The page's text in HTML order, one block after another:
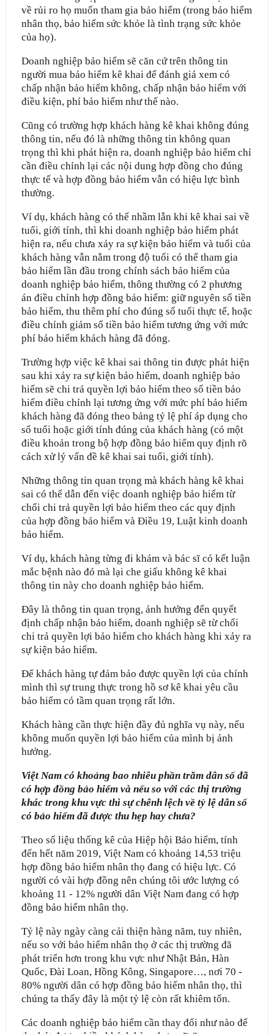
về rủi ro họ muốn tham gia bảo hiểm (trong bảo hiểm
nhân thọ, bảo hiểm sức khỏe là tình trạng sức khỏe
của họ).
Doanh nghiệp bảo hiểm sẽ căn cứ trên thông tin
người mua bảo hiểm kê khai để đánh giá xem có
chấp nhận bảo hiểm không, chấp nhận bảo hiểm với
điều kiện, phí bảo hiểm như thế nào.
Cũng có trường hợp khách hàng kê khai không đúng
thông tin, nếu đó là những thông tin không quan
trọng thì khi phát hiện ra, doanh nghiệp bảo hiểm chỉ
cần điều chỉnh lại các nội dung hợp đồng cho đúng
thực tế và hợp đồng bảo hiểm vẫn có hiệu lực bình
thường.
Ví dụ, khách hàng có thể nhầm lẫn khi kê khai sai về
tuổi, giới tính, thì khi doanh nghiệp bảo hiểm phát
hiện ra, nếu chưa xảy ra sự kiện bảo hiểm và tuổi của
khách hàng vẫn nằm trong độ tuổi có thể tham gia
bảo hiểm lần đầu trong chính sách bảo hiểm của
doanh nghiệp bảo hiểm, thông thường có 2 phương
án điều chỉnh hợp đồng bảo hiểm: giữ nguyên số tiền
bảo hiểm, thu thêm phí cho đúng số tuổi thực tế, hoặc
điều chỉnh giảm số tiền bảo hiểm tương ứng với mức
phí bảo hiểm khách hàng đã đóng.
Trường hợp việc kê khai sai thông tin được phát hiện
sau khi xảy ra sự kiện bảo hiểm, doanh nghiệp bảo
hiểm sẽ chi trả quyền lợi bảo hiểm theo số tiền bảo
hiểm điều chỉnh lại tương ứng với mức phí bảo hiểm
khách hàng đã đóng theo bảng tỷ lệ phí áp dụng cho
số tuổi hoặc giới tính đúng của khách hàng (có một
điều khoản trong bộ hợp đồng bảo hiểm quy định rõ
cách xử lý vấn đề kê khai sai tuổi, giới tính).
Những thông tin quan trọng mà khách hàng kê khai
sai có thể dẫn đến việc doanh nghiệp bảo hiểm từ
chối chi trả quyền lợi bảo hiểm theo các quy định
của hợp đồng bảo hiểm và Điều 19, Luật kinh doanh
bảo hiểm.
Ví dụ, khách hàng từng đi khám và bác sĩ có kết luận
mắc bệnh nào đó mà lại che giấu không kê khai
thông tin này cho doanh nghiệp bảo hiểm.
Đây là thông tin quan trọng, ảnh hưởng đển quyết
định chấp nhận bảo hiểm, doanh nghiệp sẽ từ chối
chi trả quyền lợi bảo hiểm cho khách hàng khi xảy ra
sự kiện bảo hiểm.
Để khách hàng tự đảm bảo được quyền lợi của chính
mình thì sự trung thực trong hồ sơ kê khai yêu cầu
bảo hiểm có tầm quan trọng rất lớn.
Khách hàng cần thực hiện đầy đủ nghĩa vụ này, nếu
không muốn quyền lợi bảo hiểm của mình bị ảnh
hưởng.
Việt Nam có khoảng bao nhiêu phần trăm dân số đã
có hợp đồng bảo hiểm và nếu so với các thị trường
khác trong khu vực thì sự chênh lệch về tỷ lệ dân số
có bảo hiểm đã được thu hẹp hay chưa?
Theo số liệu thống kê của Hiệp hội Bảo hiểm, tính
đến hết năm 2019, Việt Nam có khoảng 14,53 triệu
hợp đồng bảo hiểm nhân thọ đang có hiệu lực. Có
người có vài hợp đồng nên chúng tôi ước lượng có
khoảng 11 - 12% người dân Việt Nam đang có hợp
đồng bảo hiểm nhân thọ.
Tỷ lệ này ngày càng cải thiện hàng năm, tuy nhiên,
nếu so với bảo hiểm nhân thọ ở các thị trường đã
phát triển hơn trong khu vực như Nhật Bản, Hàn
Quốc, Đài Loan, Hồng Kông, Singapore…, nơi 70 -
80% người dân có hợp đồng bảo hiểm nhân thọ, thì
chúng ta thấy đây là một tỷ lệ còn rất khiêm tốn.
Các doanh nghiệp bảo hiểm cần thay đổi như nào để